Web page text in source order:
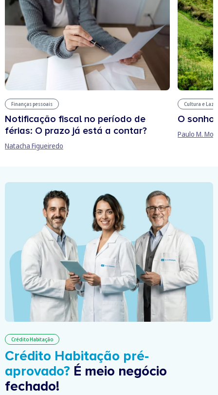
Finanças pessoais
Notificação fiscal no período de
férias: O prazo já está a contar?
Natacha Figueiredo
Cultura e
O sonho
Paulo M.
Crédito Habitação
Crédito Habitação pré-
aprovado? É meio negócio
fechado!